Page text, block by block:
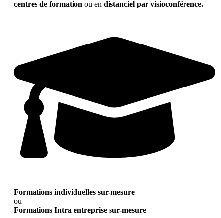
centres de formation ou en distanciel par visioconférence.
Formations individuelles sur-mesure
ou
Formations Intra entreprise sur-mesure.